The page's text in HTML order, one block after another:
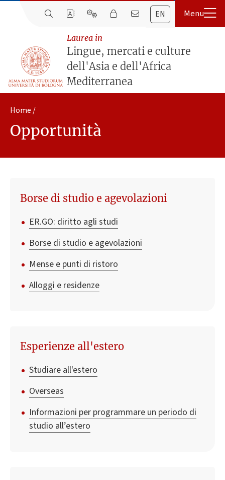
EN
Laurea in
Lingue, mercati e culture
dell'Asia e dell'Africa
Mediterranea
Home
Opportunità
Borse di studio e agevolazioni
ER.GO: diritto agli studi
Borse di studio e agevolazioni
Mense e punti di ristoro
Alloggi e residenze
Esperienze all'estero
Studiare all'estero
Overseas
Informazioni per programmare un periodo di
studio all’estero